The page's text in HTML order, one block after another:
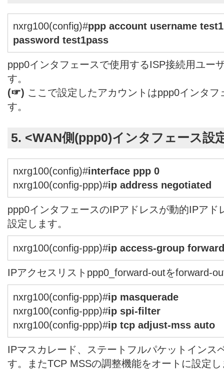
nxrg100(config)#ppp account username
password test1pass
ppp0インタフェースで使用するISP接続用ユー
す。
(☞) ここで設定したアカウントはppp0インタ
す。
5. <WAN側(ppp0)インタフェース設
nxrg100(config)#interface ppp 0
nxrg100(config-ppp)#ip address negotiated
ppp0インタフェースのIPアドレスが動的IPアド
設定します。
nxrg100(config-ppp)#ip access-group
IPアクセスリストppp0_forward-outをforward-
nxrg100(config-ppp)#ip masquerade
nxrg100(config-ppp)#ip spi-filter
nxrg100(config-ppp)#ip tcp adjust-mss auto
IPマスカレード、ステートフルパケットインス
す。またTCP MSSの調整機能をオートに設定